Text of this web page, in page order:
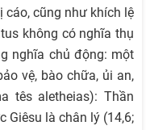
cáo, cũng như khích lệ
không có nghĩa thụ
nghĩa chủ động: một
vệ, bào chữa, ủi an,
tês aletheias): Thần
Giêsu là chân lý (14,6;